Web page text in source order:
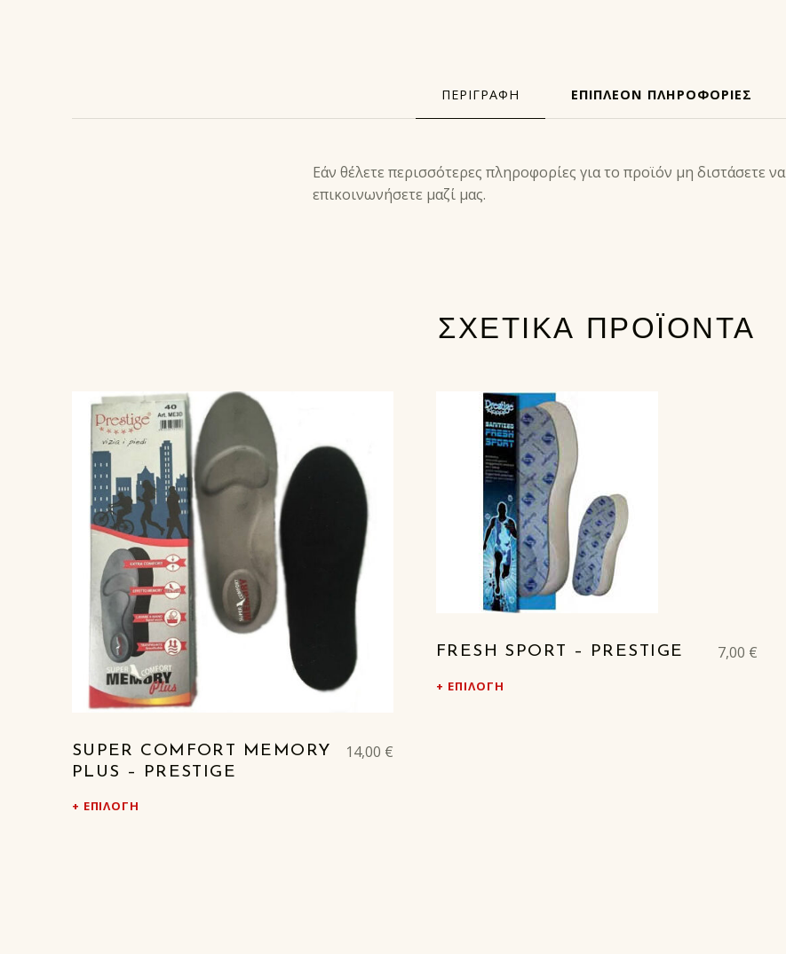
ΠΕΡΙΓΡΑΦΉ ΕΠΙΠΛΈΟΝ ΠΛΗΡΟΦΟΡΊΕΣ
Εάν θέλετε περισσότερες πληροφορίες για το προϊόν μη διστάσετε να
επικοινωνήσετε μαζί μας.
ΣΧΕΤΙΚΆ ΠΡΟΪΌΝΤΑ
SUPER COMFORT MEMORY
PLUS – PRESTIGE
14,00 €
ΕΠΙΛΟΓΉ
FRESH SPORT – PRESTIGE 7,00 €
ΕΠΙΛΟΓΉ